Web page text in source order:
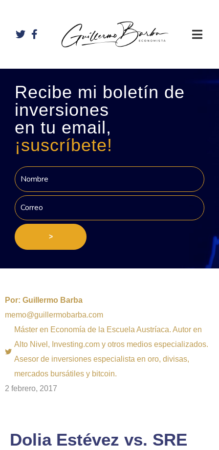
Recibe mi boletín de
inversiones
en tu email,
¡suscríbete!
>
Por: Guillermo Barba
memo@guillermobarba.com
Máster en Economía de la Escuela Austríaca. Autor en
Alto Nivel, Investing.com y otros medios especializados.
Asesor de inversiones especialista en oro, divisas,
mercados bursátiles y bitcoin.
2 febrero, 2017
Dolia Estévez vs. SRE